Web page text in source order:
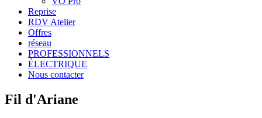
Reprise
RDV Atelier
Offres
réseau
PROFESSIONNELS
ÉLECTRIQUE
Nous contacter
Fil d'Ariane